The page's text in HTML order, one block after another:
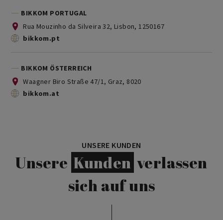
BIKKOM PORTUGAL
Rua Mouzinho da Silveira 32, Lisbon, 1250167
bikkom.pt
BIKKOM ÖSTERREICH
Waagner Biro Straße 47/1, Graz, 8020
bikkom.at
UNSERE KUNDEN
Unsere Kunden verlassen
sich auf uns